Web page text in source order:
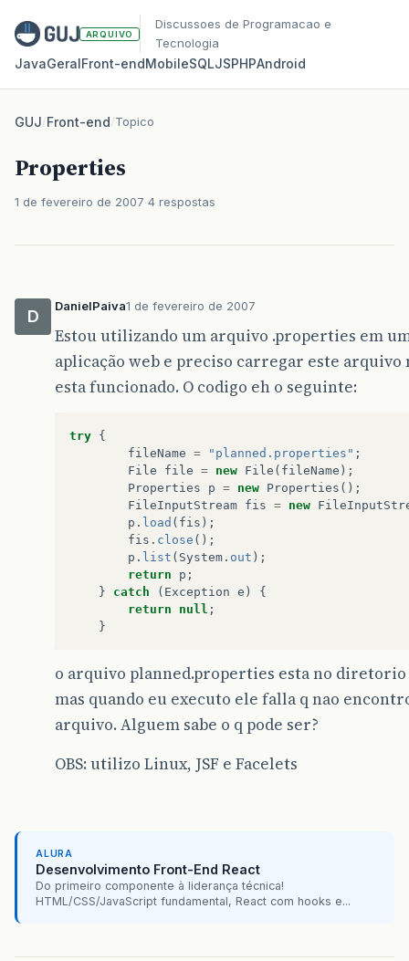
ARQUIVO
Discussoes de Programacao e
Tecnologia
JavaGeralFront‑endMobileSQLJSPHPAndroid
GUJ/Front-end/Topico
Properties
1 de fevereiro de 2007 4 respostas
D
DanielPaiva1 de fevereiro de 2007
Estou utilizando um arquivo .properties em
aplicação web e preciso carregar este arquivo
esta funcionado. O codigo eh o seguinte:
try {
fileName = "planned.properties" ;
File
file = new File ( fileName );
Properties
p = new Properties ();
FileInputStream fis = new
p . load ( fis );
fis . close ();
p . list ( System . out );
return
p ;
}
catch ( Exception e )
{
return
null ;
}
o arquivo planned.properties esta no diretorio
mas quando eu executo ele falla q nao
arquivo. Alguem sabe o q pode ser?
OBS: utilizo Linux, JSF e Facelets
ALURA
Desenvolvimento Front-End React
Do primeiro componente à liderança técnica!
HTML/CSS/JavaScript fundamental, React com hooks e...